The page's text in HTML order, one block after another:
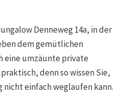
Denneweg 14a, in der
dem gemütlichen
eine umzäunte private
denn so wissen Sie,
nicht einfach weglaufen kann.